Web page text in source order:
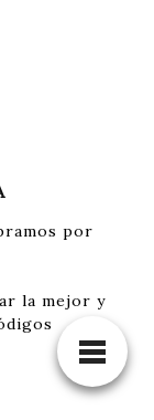
por
la mejor y